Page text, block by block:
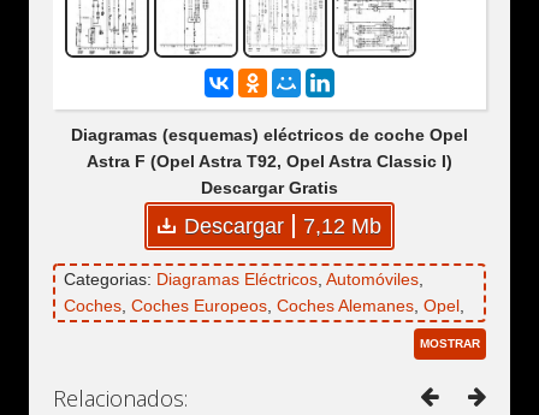
Diagramas (esquemas) eléctricos de coche Opel
Astra F (Opel Astra T92, Opel Astra Classic I)
Descargar Gratis
Descargar 7,12 Mb
Categorias: Diagramas Eléctricos, Automóviles,
Coches, Coches Europeos, Coches Alemanes, Opel,
Opel Astra Classic I,
MOSTRAR
Relacionados: